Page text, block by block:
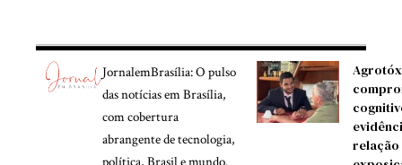
JornalemBrasília: O pulso
das notícias em Brasília,
com cobertura
abrangente de tecnologia,